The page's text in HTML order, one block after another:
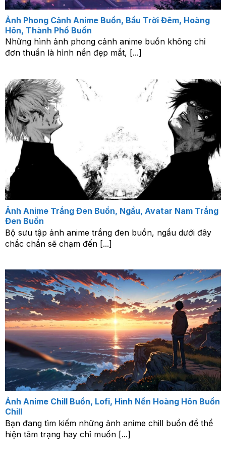
Ảnh Phong Cảnh Anime Buồn, Bầu Trời Đêm, Hoàng
Hôn, Thành Phố Buồn
Những hình ảnh phong cảnh anime buồn không chỉ
đơn thuần là hình nền đẹp mắt, [...]
Ảnh Anime Trắng Đen Buồn, Ngầu, Avatar Nam Trắng
Đen Buồn
Bộ sưu tập ảnh anime trắng đen buồn, ngầu dưới đây
chắc chắn sẽ chạm đến [...]
Ảnh Anime Chill Buồn, Lofi, Hình Nền Hoàng Hôn Buồn
Chill
Bạn đang tìm kiếm những ảnh anime chill buồn để thể
hiện tâm trạng hay chỉ muốn [...]